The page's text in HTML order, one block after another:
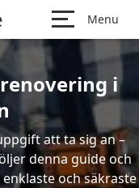
Menu
i
att ta sig an –
denna guide och
och säkraste